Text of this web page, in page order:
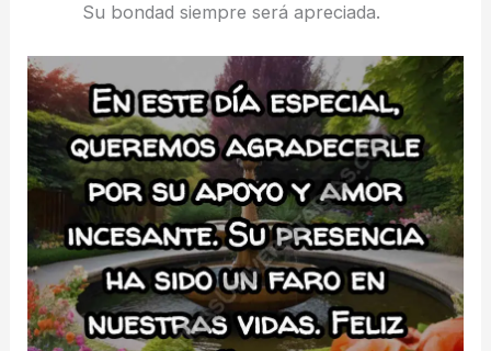
Su bondad siempre será apreciada.